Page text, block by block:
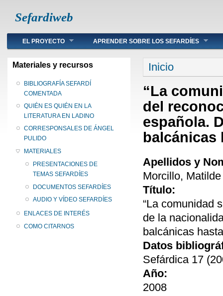
Sefardiweb
Main menu
EL PROYECTO APRENDER SOBRE LOS SEFARDÍES
Materiales y recursos
BIBLIOGRAFÍA SEFARDÍ
COMENTADA
QUIÉN ES QUIÉN EN LA
LITERATURA EN LADINO
CORRESPONSALES DE ÁNGEL
PULIDO
MATERIALES
PRESENTACIONES DE
TEMAS SEFARDÍES
DOCUMENTOS SEFARDÍES
AUDIO Y VÍDEO SEFARDÍES
ENLACES DE INTERÉS
COMO CITARNOS
Se encuentra
Inicio
“La
del
española.
balcánicas
Apellidos y
Morcillo, Matilde
Título:
“La comunidad
de la
balcánicas
Datos
Sefárdica 17
Año:
2008